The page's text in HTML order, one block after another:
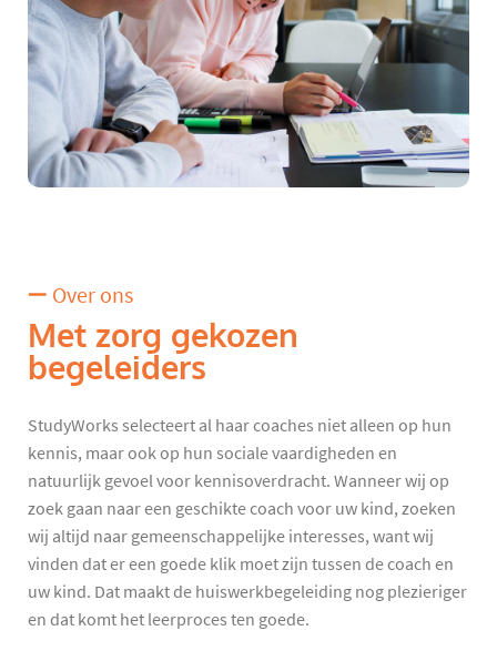
Over ons
Met zorg gekozen
begeleiders
StudyWorks selecteert al haar coaches niet alleen op hun
kennis, maar ook op hun sociale vaardigheden en
natuurlijk gevoel voor kennisoverdracht. Wanneer wij op
zoek gaan naar een geschikte coach voor uw kind, zoeken
wij altijd naar gemeenschappelijke interesses, want wij
vinden dat er een goede klik moet zijn tussen de coach en
uw kind. Dat maakt de huiswerkbegeleiding nog plezieriger
en dat komt het leerproces ten goede.